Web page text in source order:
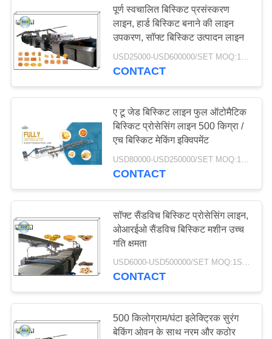
पूर्ण स्वचालित बिस्किट प्रसंस्करण
लाइन, हार्ड बिस्किट बनाने की लाइन
उपकरण, सॉफ्ट बिस्किट उत्पादन लाइन
USD25000-USD600000/SET MOQ:1SET
CONTACT
ए टू जेड बिस्किट लाइन फुल ऑटोमैटिक
बिस्किट प्रोसेसिंग लाइन 500 किग्रा /
एच बिस्किट मेकिंग इक्विपमेंट
USD80000-USD250000/SET MOQ:1SET
CONTACT
सॉफ्ट सैंडविच बिस्किट प्रोसेसिंग लाइन,
ओआरईओ सैंडविच बिस्किट मशीन उच्च
गति क्षमता
USD6000-USD500000/SET MOQ:1SET
CONTACT
500 किलोग्राम/घंटा इलेक्ट्रिक सुरंग
बेकिंग ओवन के साथ नरम और कठोर